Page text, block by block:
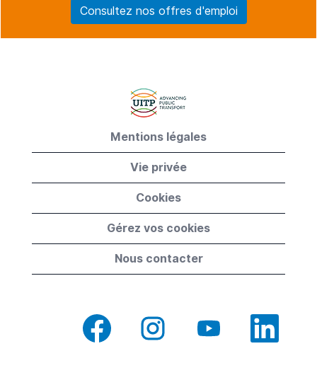
Consultez nos offres d'emploi
Mentions légales
Vie privée
Cookies
Gérez vos cookies
Nous contacter
S
o
S
o
o
S
o